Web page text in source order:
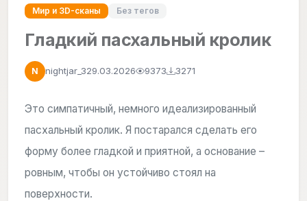
Мир и 3D-сканы Без тегов
Гладкий пасхальный кролик
N nightjar_329.03.2026 9373 3271
Это симпатичный, немного идеализированный
пасхальный кролик. Я постарался сделать его
форму более гладкой и приятной, а основание –
ровным, чтобы он устойчиво стоял на
поверхности.